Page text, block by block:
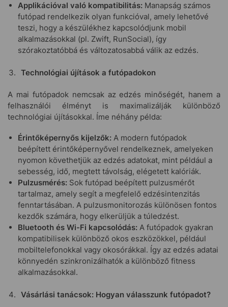
Applikációval való kompatibilitás: Manapság számos
futópad rendelkezik olyan funkcióval, amely lehetővé
teszi, hogy a készülékhez kapcsolódjunk mobil
alkalmazásokkal (pl. Zwift, RunSocial), így
szórakoztatóbbá és változatosabbá válik az edzés.
Technológiai újítások a futópadokon
A mai futópadok nemcsak az edzés minőségét, hanem a
felhasználói élményt is maximalizálják különböző
technológiai újításokkal. Íme néhány példa:
Érintőképernyős kijelzők: A modern futópadok
beépített érintőképernyővel rendelkeznek, amelyeken
nyomon követhetjük az edzés adatokat, mint például a
sebesség, idő, megtett távolság, elégetett kalóriák.
Pulzusmérés: Sok futópad beépített pulzusmérőt
tartalmaz, amely segít a megfelelő edzésintenzitás
fenntartásában. A pulzusmonitorozás különösen fontos
kezdők számára, hogy elkerüljük a túledzést.
Bluetooth és Wi-Fi kapcsolódás: A futópadok gyakran
kompatibilisek különböző okos eszközökkel, például
mobiltelefonokkal vagy okosórákkal. Így az edzés adatai
könnyedén szinkronizálhatók a különböző fitness
alkalmazásokkal.
Vásárlási tanácsok: Hogyan válasszunk futópadot?